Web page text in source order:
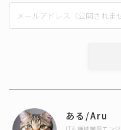
ある/Aru